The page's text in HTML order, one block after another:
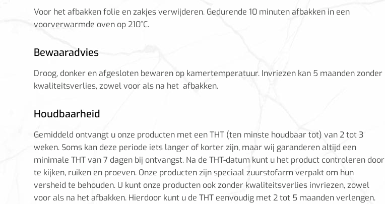
Voor het afbakken folie en zakjes verwijderen. Gedurende 10 minuten afbakken in een
voorverwarmde oven op 210°C.
Bewaaradvies
Droog, donker en afgesloten bewaren op kamertemperatuur. Invriezen kan 5 maanden zonder
kwaliteitsverlies, zowel voor als na het afbakken.
Houdbaarheid
Gemiddeld ontvangt u onze producten met een THT (ten minste houdbaar tot) van 2 tot 3
weken. Soms kan deze periode iets langer of korter zijn, maar wij garanderen altijd een
minimale THT van 7 dagen bij ontvangst. Na de THT-datum kunt u het product controleren door
te kijken, ruiken en proeven. Onze producten zijn speciaal zuurstofarm verpakt om hun
versheid te behouden. U kunt onze producten ook zonder kwaliteitsverlies invriezen, zowel
voor als na het afbakken. Hierdoor kunt u de THT eenvoudig met 2 tot 5 maanden verlengen.